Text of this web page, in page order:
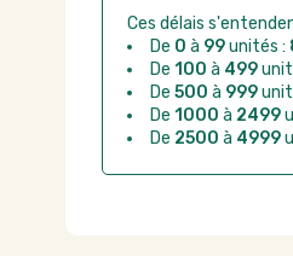
Virement
Chorus Pro :
Ces délais
De 0 à 99unités :
De 100 à 499
De 500 à 999
De 1000 à 2499
De 2500 à 4999